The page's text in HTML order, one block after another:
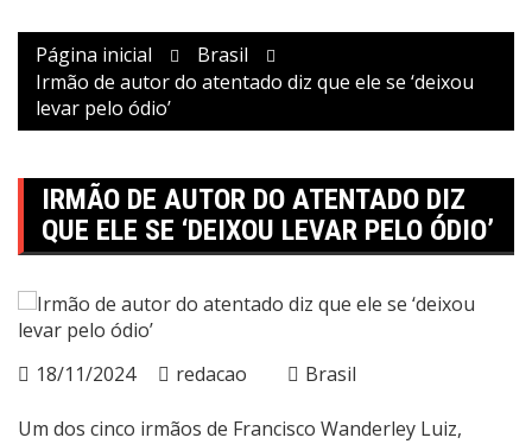
Página inicial
Brasil
Irmão de autor do atentado diz que ele se ‘deixou
levar pelo ódio’
IRMÃO DE AUTOR DO ATENTADO DIZ
QUE ELE SE ‘DEIXOU LEVAR PELO ÓDIO’
18/11/2024 redacao Brasil
Um dos cinco irmãos de Francisco Wanderley Luiz,